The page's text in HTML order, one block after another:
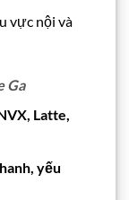
vực nội và
Ga
Latte,
yếu